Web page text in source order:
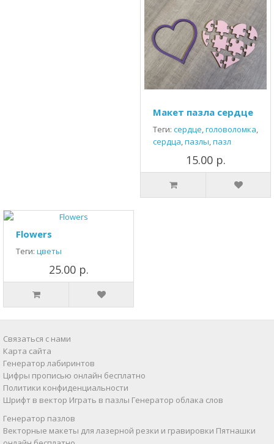
Макет пазла сердце
Теги: сердце,головоломка,
сердца,пазлы,пазл
15.00 р.
Flowers
Теги: цветы
25.00 р.
Связаться с нами
Карта сайта
Генератор лабиринтов
Цифры прописью онлайн бесплатно
Политики конфиденциальности
Шрифт в вектор Играть в пазлы Генератор облака слов
Генератор пазлов
Векторные макеты для лазерной резки и гравировки Пятнашки